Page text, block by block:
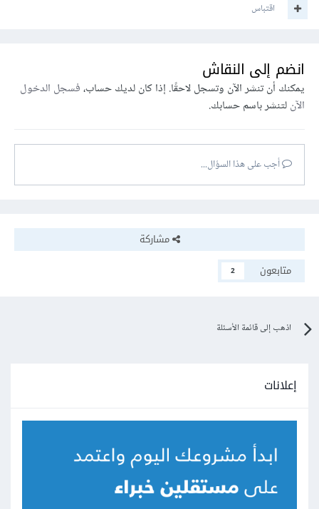
اقتباس
انضم إلى النقاش
يمكنك أن تنشر الآن وتسجل لاحقًا. إذا كان لديك حساب،فسجل الدخول
الآنلتنشر باسم حسابك.
أجب على هذا السؤال...
مشاركة
متابعون
2
اذهب إلى قائمة الأسئلة
إعلانات